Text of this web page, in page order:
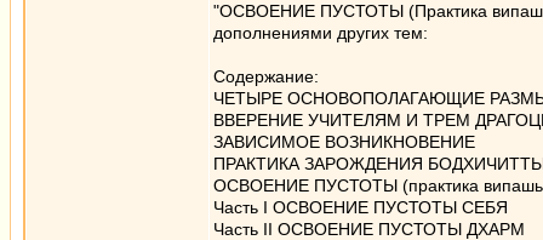
"ОСВОЕНИЕ ПУСТОТЫ (Практика
дополнениями других тем:
Содержание:
ЧЕТЫРЕ ОСНОВОПОЛАГАЮЩИЕ
ВВЕРЕНИЕ УЧИТЕЛЯМ И ТРЕМ
ЗАВИСИМОЕ ВОЗНИКНОВЕНИЕ
ПРАКТИКА ЗАРОЖДЕНИЯ
ОСВОЕНИЕ ПУСТОТЫ (практика
Часть I ОСВОЕНИЕ ПУСТОТЫ СЕБЯ
Часть II ОСВОЕНИЕ ПУСТОТЫ ДХАРМ